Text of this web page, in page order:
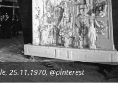
25.11.1970, @pinterest